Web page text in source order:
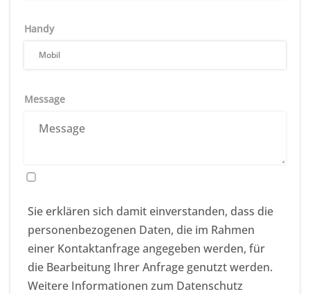
Handy
Message
Sie erklären sich damit einverstanden, dass die
personenbezogenen Daten, die im Rahmen
einer Kontaktanfrage angegeben werden, für
die Bearbeitung Ihrer Anfrage genutzt werden.
Weitere Informationen zum Datenschutz